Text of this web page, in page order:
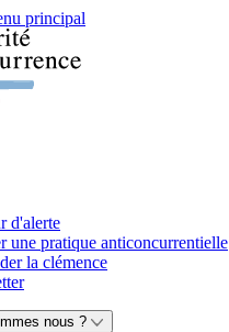
principal
d'alerte
une pratique anticoncurrentielle
la clémence
nous ?